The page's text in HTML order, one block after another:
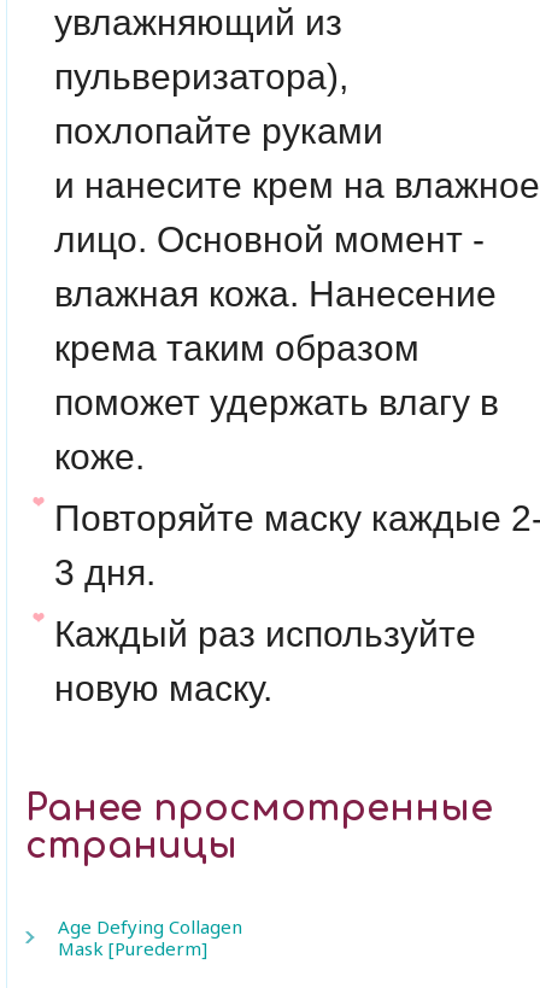
увлажняющий из
пульверизатора),
похлопайте руками
и нанесите крем на влажное
лицо. Основной момент -
влажная кожа. Нанесение
крема таким образом
поможет удержать влагу в
коже.
Повторяйте маску каждые
3 дня.
Каждый раз используйте
новую маску.
Ранее просмотренные
страницы
Age Defying Collagen
Mask [Purederm]